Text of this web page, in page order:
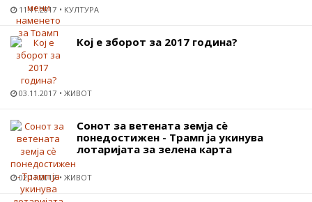
11.11.2017 КУЛТУРА
Кој е зборот за 2017 година?
03.11.2017 ЖИВОТ
Сонот за ветената земја сѐ
понедостижен - Трамп ја укинува
лотаријата за зелена карта
02.11.2017 ЖИВОТ